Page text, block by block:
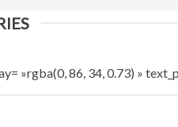
»rgba(0, 86, 34, 0.73) »